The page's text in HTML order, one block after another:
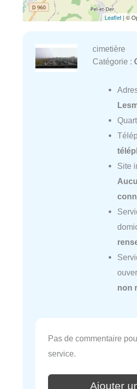
Leaflet | ©
cimetière
Catégorie :
Site
non
Pas de commentaire
service.
Ajouter